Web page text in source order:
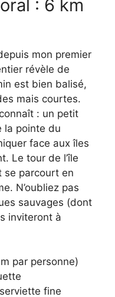
: 6 km
mon premier
révèle de
est bien balisé,
mais courtes.
: un petit
la pointe du
face aux îles
Le tour de l’île
se parcourt en
N’oubliez pas
sauvages (dont
inviteront à
par personne)
fine